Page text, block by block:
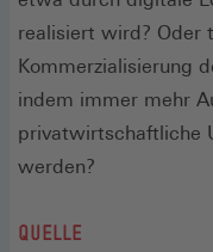
realisiert wird? Oder
Kommerzialisierung
indem immer mehr
privatwirtschaftliche
werden?
QUELLE